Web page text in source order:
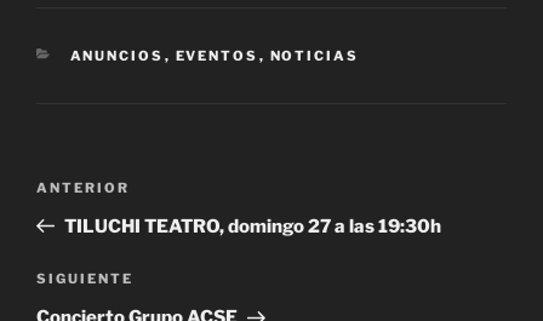
CATEGORÍAS
ANUNCIOS , EVENTOS , NOTICIAS
Navegación
entradas
Entrada
anterior:
ANTERIOR
TILUCHI TEATRO, domingo 27 a las 19:30h
Siguiente
entrada
SIGUIENTE